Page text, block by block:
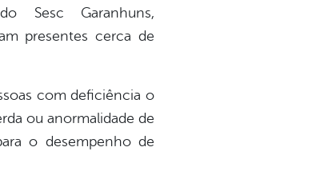
Sesc Garanhuns,
presentes cerca de
com deficiência o
ou anormalidade de
o desempenho de